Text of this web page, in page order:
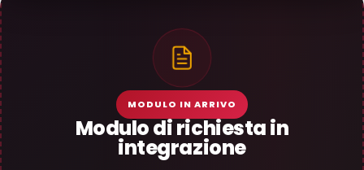
MODULO IN ARRIVO
Modulo di richiesta in
integrazione